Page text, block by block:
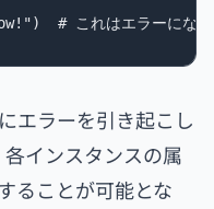
エラーを引き起こし
インスタンスの属
ることが可能とな